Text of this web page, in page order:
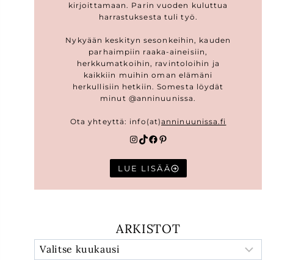
kirjoittamaan. Parin vuoden kuluttua
harrastuksesta tuli työ.
Nykyään keskityn sesonkeihin, kauden
parhaimpiin raaka-aineisiin,
herkkumatkoihin, ravintoloihin ja
kaikkiin muihin oman elämäni
herkullisiin hetkiin. Somesta löydät
minut @anninuunissa.
Ota yhteyttä: info(at)anninuunissa.fi
Instagram
TikTok
Facebook
Pinterest
LUE LISÄÄ
ARKISTOT